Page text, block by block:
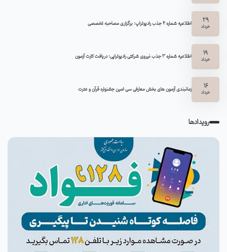
29
خرداد اطلاعیه شماره ۴ جذب رادیوتراپ: برگزاری مصاحبه تخصصی
19
خرداد اطلاعیه شماره 3 جذب نیروی شرکتی رادیوتراپی: دریافت کارت آزمون
16
خرداد زمانبندی آزمون های بخش معارفی سی امین جشنواره قرآن و عترت
رویدادها